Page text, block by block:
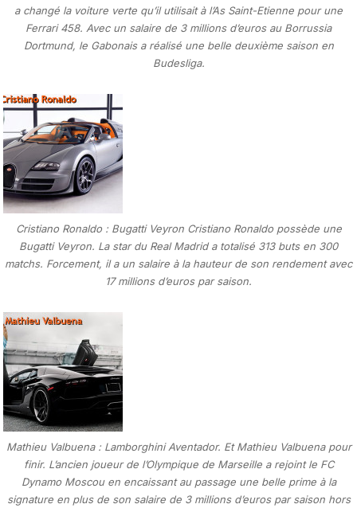
a changé la voiture verte qu’il utilisait à l’As Saint-Etienne pour une
Ferrari 458. Avec un salaire de 3 millions d’euros au Borrussia
Dortmund, le Gabonais a réalisé une belle deuxième saison en
Budesliga.
Cristiano Ronaldo : Bugatti Veyron Cristiano Ronaldo possède une
Bugatti Veyron. La star du Real Madrid a totalisé 313 buts en 300
matchs. Forcement, il a un salaire à la hauteur de son rendement avec
17 millions d’euros par saison.
Mathieu Valbuena : Lamborghini Aventador. Et Mathieu Valbuena pour
finir. L’ancien joueur de l’Olympique de Marseille a rejoint le FC
Dynamo Moscou en encaissant au passage une belle prime à la
signature en plus de son salaire de 3 millions d’euros par saison hors